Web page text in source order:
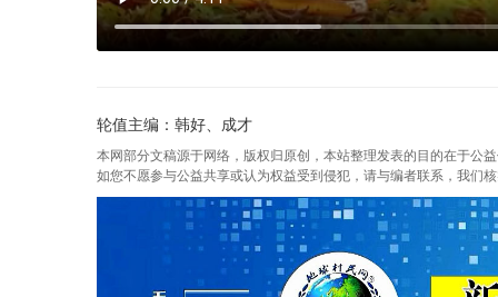
轮值主编：韩好、成才
本网部分文稿源于网络，版权归原创，本站整理发表的目的在于公
如您不愿参与公益共享或认为权益受到侵犯，请与编者联系，我们